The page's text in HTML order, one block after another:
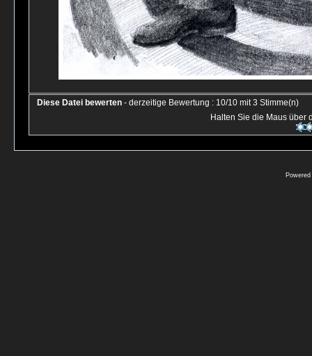
Diese Datei bewerten - derzeitige Bewertung : 10/10 mit 3 Stimme(n)
Halten Sie die Maus über